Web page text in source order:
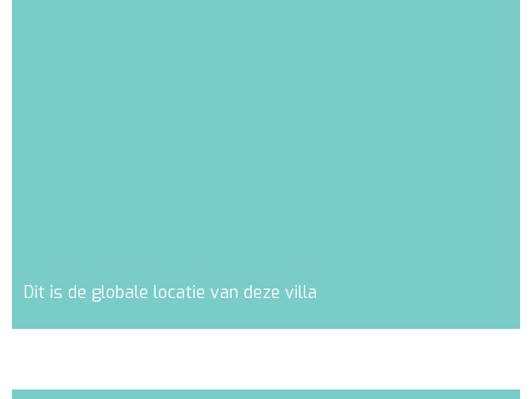
Dit is de globale locatie van deze villa